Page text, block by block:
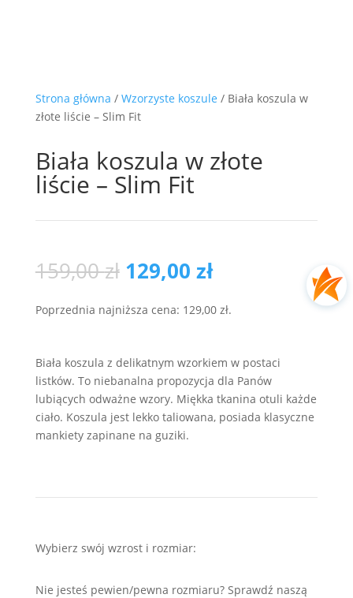
Strona główna / Wzorzyste koszule / Biała koszula w
złote liście – Slim Fit
Biała koszula w złote
liście – Slim Fit
159,00zł Pierwotna
cena
wynosiła:
159,00 zł.
129,00 złAktualna
wynosi:
Poprzednia najniższa cena: 129,00 zł.
Biała koszula z delikatnym wzorkiem w postaci
listków. To niebanalna propozycja dla Panów
lubiących odważne wzory. Miękka tkanina otuli każde
ciało. Koszula jest lekko taliowana, posiada klasyczne
mankiety zapinane na guziki.
Wybierz swój wzrost i rozmiar:
Nie jesteś pewien/pewna rozmiaru? Sprawdź naszą